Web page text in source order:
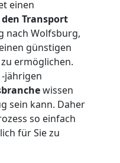
einen
Transport
nach Wolfsburg,
günstigen
ermöglichen.
jährigen
wissen
sein kann. Daher
so einfach
für Sie zu